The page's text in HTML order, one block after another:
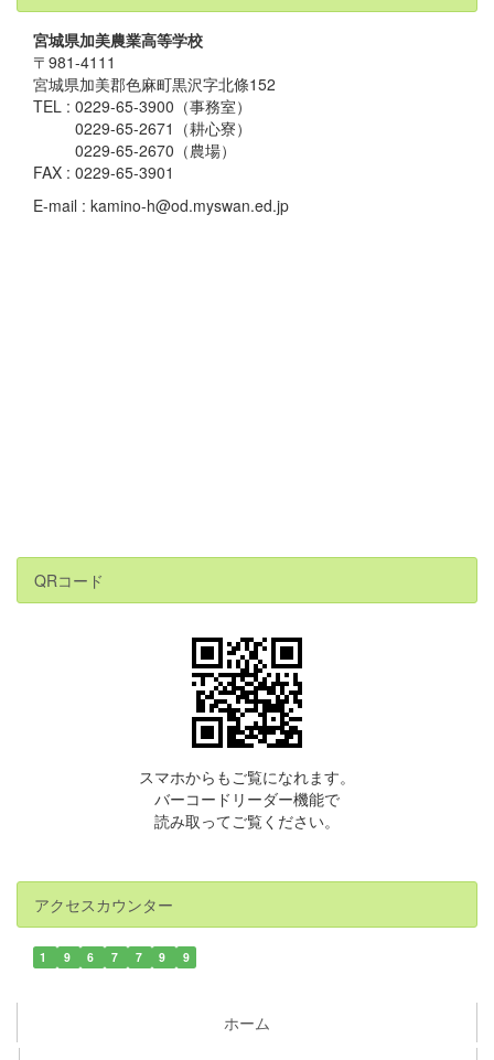
宮城県加美農業高等学校
〒981-4111
宮城県加美郡色麻町黒沢字北條152
TEL : 0229-65-3900（事務室）
0229-65-2671（耕心寮）
0229-65-2670（農場）
FAX : 0229-65-3901
E-mail : kamino-h@od.myswan.ed.jp
QRコード
スマホからもご覧になれます。
バーコードリーダー機能で
読み取ってご覧ください。
アクセスカウンター
1 9 6 7 7 9 9
ホーム